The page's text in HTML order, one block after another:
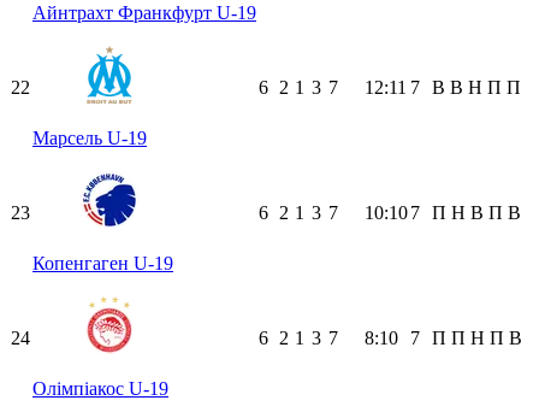
Айнтрахт Франкфурт U-19
22
Марсель U-19
6 2 1 3 7 12:11 7 В В Н П П
23
Копенгаген U-19
6 2 1 3 7 10:107 П Н В П В
24
Олімпіакос U-19
6 2 1 3 7 8:10 7 П П Н П В